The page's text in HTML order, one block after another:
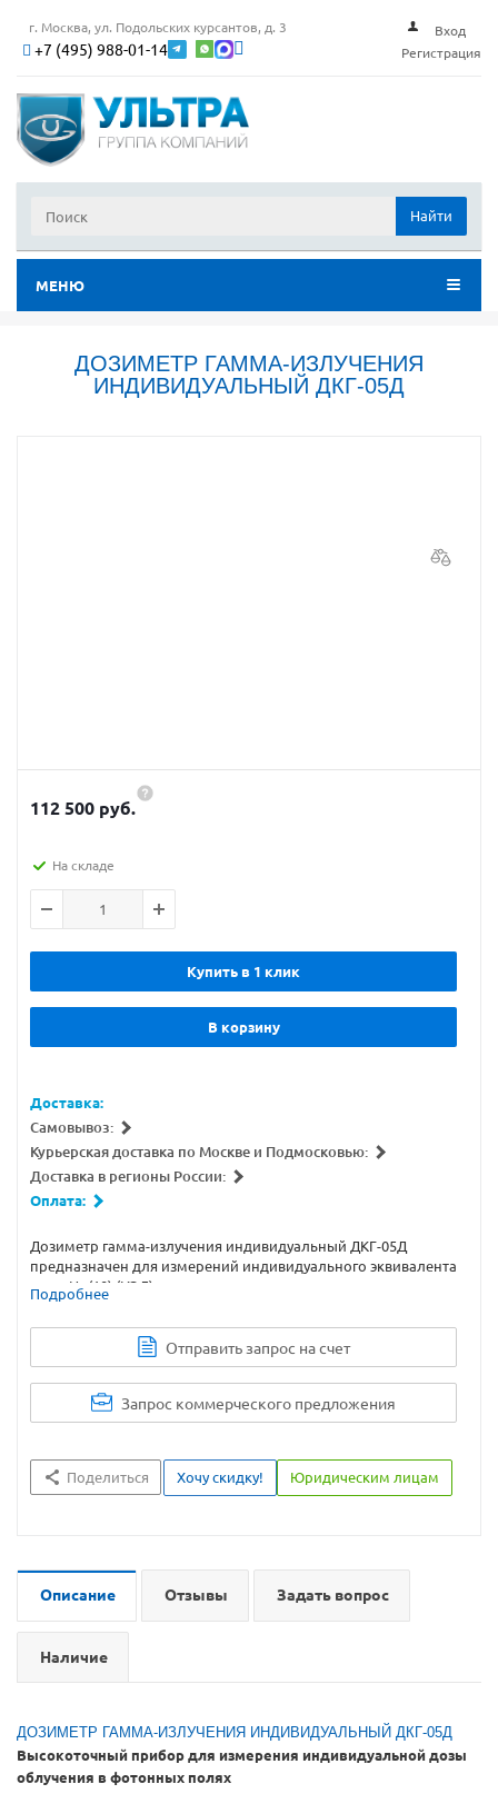
г. Москва, ул. Подольских курсантов, д. 3
+7 (495) 988-01-14
Вход
Регистрация
Найти
МЕНЮ
ДОЗИМЕТР ГАММА-ИЗЛУЧЕНИЯ
ИНДИВИДУАЛЬНЫЙ ДКГ-05Д
112 500 руб.
На складе
Купить в 1 клик
В корзину
Доставка:
Самовывоз:
Курьерская доставка по Москве и Подмосковью:
Доставка в регионы России:
Оплата:
Дозиметр гамма-излучения индивидуальный ДКГ-05Д
предназначен для измерений индивидуального эквивалента
дозы Hp(10) (ИЭД) и мощности индивидуального
эквивалента дозы Hp (10) (МИЭД) фотонного излучения.
Подробнее
Отправить запрос на счет
Запрос коммерческого предложения
Поделиться Хочу скидку! Юридическим лицам
Описание Отзывы Задать вопрос
Наличие
ДОЗИМЕТР ГАММА-ИЗЛУЧЕНИЯ ИНДИВИДУАЛЬНЫЙ ДКГ-05Д
Высокоточный прибор для измерения индивидуальной дозы
облучения в фотонных полях